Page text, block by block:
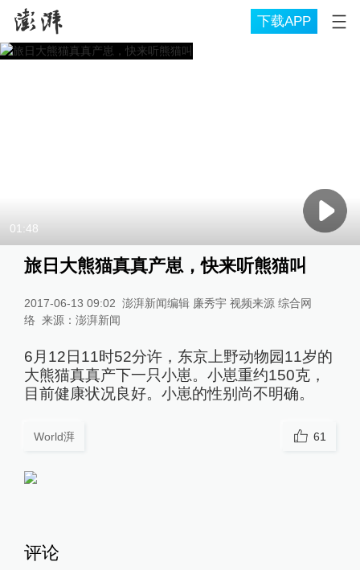
下载APP
01:48
旅日大熊猫真真产崽，快来听熊猫叫
2017-06-13 09:02 澎湃新闻编辑 廉秀宇 视频来源 综合网
络 来源： 澎湃新闻
6月12日11时52分许，东京上野动物园11岁的
大熊猫真真产下一只小崽。小崽重约150克，
目前健康状况良好。小崽的性别尚不明确。
World湃 61
评论